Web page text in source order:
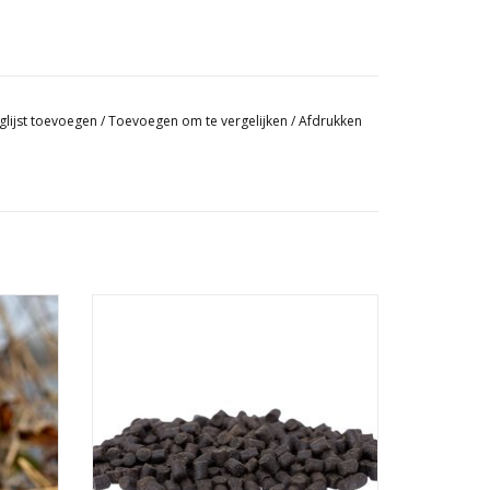
toevoegen /Toevoegen om te vergelijken /Afdrukken
in
TOEVOEGEN AAN WINKELWAGEN